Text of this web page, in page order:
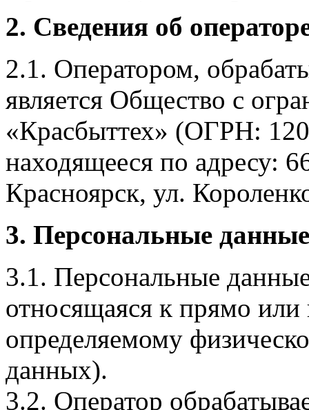
2. Сведения об
2.1. Оператором,
является Общество с
«Красбыттех» (ОГРН:
находящееся по адресу:
Красноярск, ул.
3. Персональные
3.1. Персональные
относящаяся к прямо
определяемому
данных).
3.2. Оператор